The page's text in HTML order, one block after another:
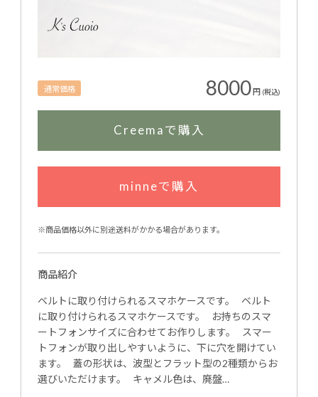
通常価格 8000円 (税込)
Creemaで購入
minneで購入
※商品価格以外に別途送料がかかる場合があります。
商品紹介
ベルトに取り付けられるスマホケースです。 ベルト
に取り付けられるスマホケースです。 お持ちのスマ
ートフォンサイズに合わせてお作りします。 スマー
トフォンが取り出しやすいように、下に穴を開けてい
ます。 蓋の形状は、波型とフラット型の2種類からお
選びいただけます。 キャメル色は、廃盤…